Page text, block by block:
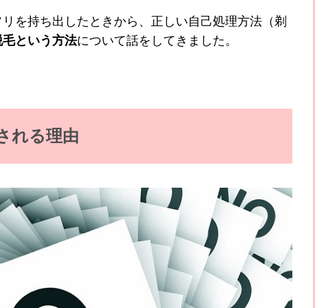
を持ち出したときから、正しい自己処理方法（剃
という方法について話をしてきました。
れる理由